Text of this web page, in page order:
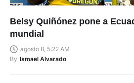
Belsy Quiñónez pone a
mundial
agosto 8, 5:22 AM
By Ismael Alvarado